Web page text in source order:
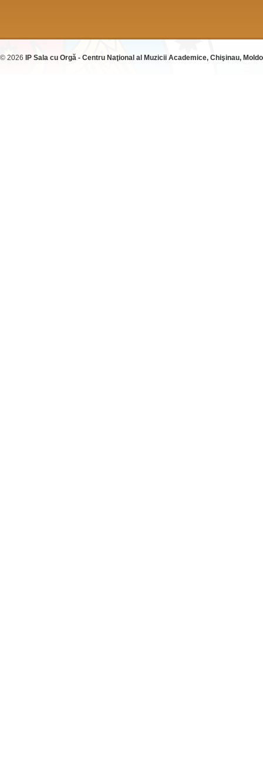
© 2026 IP Sala cu Orgă - Centru Naţional al Muzicii Academice, Chişinau,